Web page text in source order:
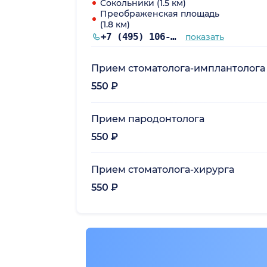
Сокольники (1.5 км)
Преображенская площадь
(1.8 км)
+7 (495) 106-71-28 показать
Прием стоматолога-имплантолога
550 ₽
Прием пародонтолога
550 ₽
Прием стоматолога-хирурга
550 ₽